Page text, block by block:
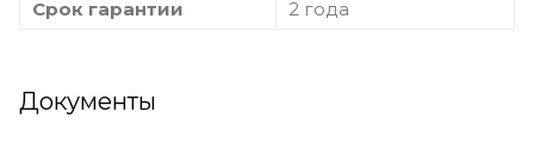
Срок гарантии
2 года
Документы